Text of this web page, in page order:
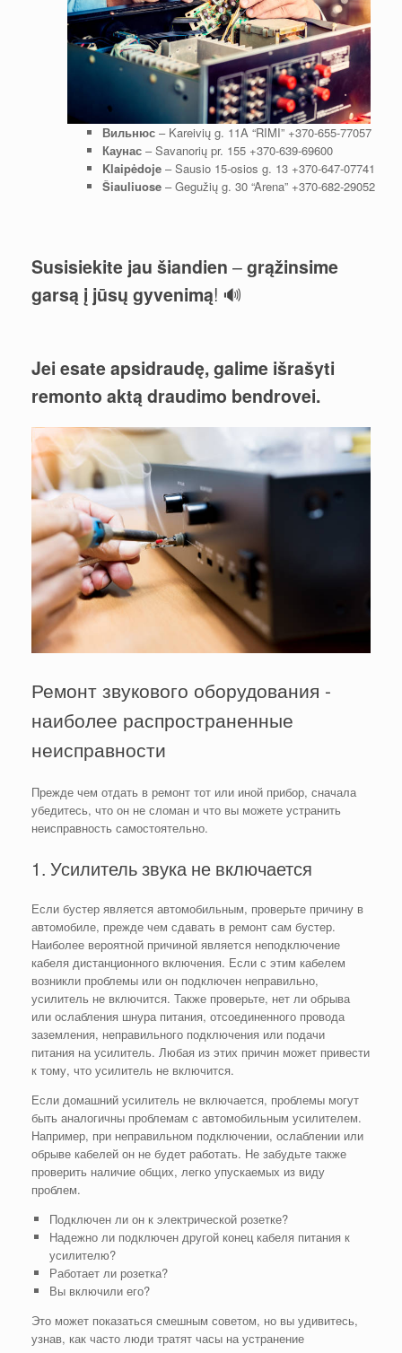
Вильнюс– Kareivių g. 11A “RIMI” +370-655-77057
Каунас– Savanorių pr. 155 +370-639-69600
Klaipėdoje– Sausio 15-osios g. 13 +370-647-07741
Šiauliuose– Gegužių g. 30 “Arena” +370-682-29052
Susisiekite jau šiandien –grąžinsime
garsą į jūsų gyvenimą! 🔊
Jei esate apsidraudę, galime išrašyti
remonto aktą draudimo bendrovei.
Ремонт звукового оборудования -
наиболее распространенные
неисправности
Прежде чем отдать в ремонт тот или иной прибор, сначала
убедитесь, что он не сломан и что вы можете устранить
неисправность самостоятельно.
1. Усилитель звука не включается
Если бустер является автомобильным, проверьте причину в
автомобиле, прежде чем сдавать в ремонт сам бустер.
Наиболее вероятной причиной является неподключение
кабеля дистанционного включения. Если с этим кабелем
возникли проблемы или он подключен неправильно,
усилитель не включится. Также проверьте, нет ли обрыва
или ослабления шнура питания, отсоединенного провода
заземления, неправильного подключения или подачи
питания на усилитель. Любая из этих причин может привести
к тому, что усилитель не включится.
Если домашний усилитель не включается, проблемы могут
быть аналогичны проблемам с автомобильным усилителем.
Например, при неправильном подключении, ослаблении или
обрыве кабелей он не будет работать. Не забудьте также
проверить наличие общих, легко упускаемых из виду
проблем.
Подключен ли он к электрической розетке?
Надежно ли подключен другой конец кабеля питания к
усилителю?
Работает ли розетка?
Вы включили его?
Это может показаться смешным советом, но вы удивитесь,
узнав, как часто люди тратят часы на устранение